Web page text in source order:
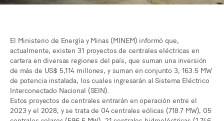
El Ministerio de Energía y Minas (MINEM) informó que,
actualmente, existen 31 proyectos de centrales eléctricas en
cartera en diversas regiones del país, que suman una inversión
de más de US$ 5,114 millones, y suman en conjunto 3, 163.5 MW
de potencia instalada, los cuales ingresarán al Sistema Eléctrico
Interconectado Nacional (SEIN).
Estos proyectos de centrales entrarán en operación entre el
2023 y el 2028, y se trata de 04 centrales eólicas (718.7 MW), 05